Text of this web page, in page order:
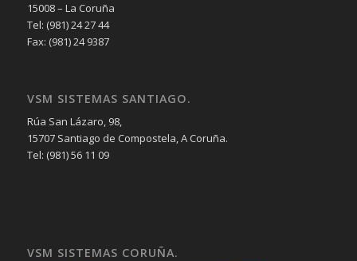
15008 – La Coruña
Tel: (981) 24 27 44
Fax: (981) 24 9387
VSM SISTEMAS SANTIAGO.
Rúa San Lázaro, 98,
15707 Santiago de Compostela, A Coruña.
Tel: (981) 56 11 09
VSM SISTEMAS CORUÑA.